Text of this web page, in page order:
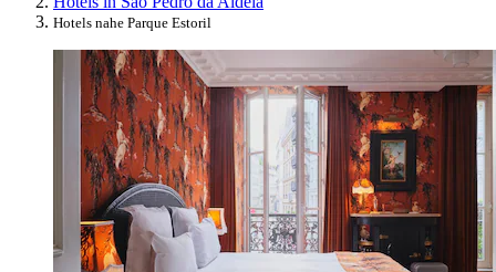
Hotels nahe Parque Estoril